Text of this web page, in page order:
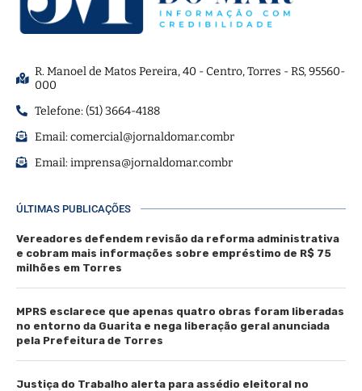
R. Manoel de Matos Pereira, 40 - Centro, Torres - RS, 95560-
000
Telefone: (51) 3664-4188
Email:comercial@jornaldomar.combr
Email:imprensa@jornaldomar.combr
ÚLTIMAS PUBLICAÇÕES
Vereadores defendem revisão da reforma administrativa
e cobram mais informações sobre empréstimo de R$ 75
milhões em Torres
MPRS esclarece que apenas quatro obras foram liberadas
no entorno da Guarita e nega liberação geral anunciada
pela Prefeitura de Torres
Justiça do Trabalho alerta para assédio eleitoral no